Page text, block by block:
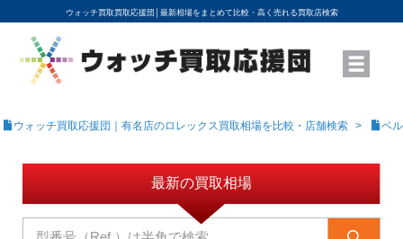
ウォッチ買取買取応援団│ 最新相場をまとめて比較・高く売れる買取店検索
YouTubeで動画を公開中
ROLEXモデル名から買取相場を調べる
高級時計ブランド名から買取相場を調べる
地域から買取店を探す
店舗名から買取店を探す
ブランド時計を高く売る方法
買取査定を依頼する
ウォッチ買取応援団｜有名店のロレックス買取相場を比較・店舗検索 ベ
最新の買取相場